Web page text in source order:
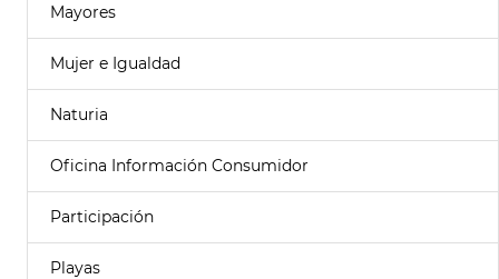
Mayores
Mujer e Igualdad
Naturia
Oficina Información Consumidor
Participación
Playas